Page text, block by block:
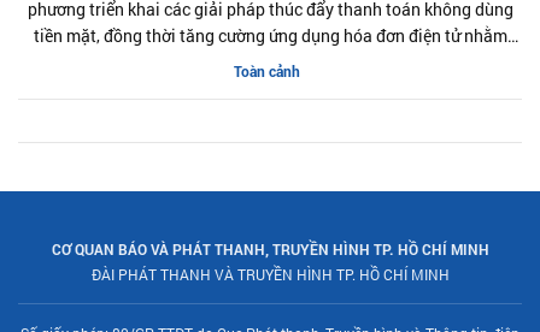
phương triển khai các giải pháp thúc đẩy thanh toán không dùng
tiền mặt, đồng thời tăng cường ứng dụng hóa đơn điện tử nhằm
nâng cao hiệu quả quản lý thuế trên địa bàn trong năm 2026.
Toàn cảnh
CƠ QUAN BÁO VÀ PHÁT THANH, TRUYỀN HÌNH TP. HỒ CHÍ MINH
ĐÀI PHÁT THANH VÀ TRUYỀN HÌNH TP. HỒ CHÍ MINH